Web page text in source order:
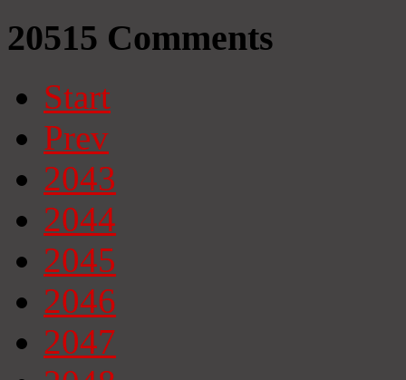
20515 Comments
Start
Prev
2043
2044
2045
2046
2047